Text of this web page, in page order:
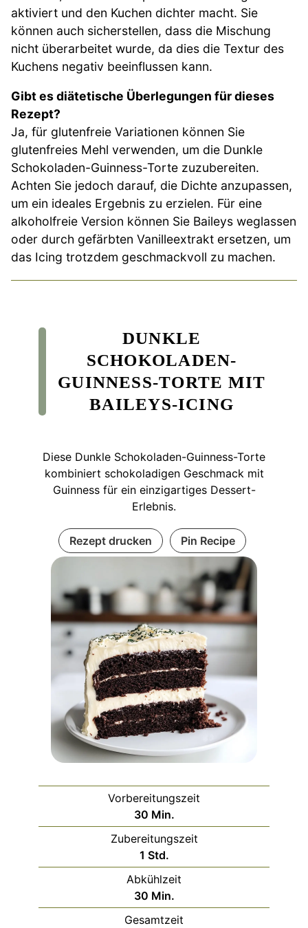
aktiviert und den Kuchen dichter macht. Sie
können auch sicherstellen, dass die Mischung
nicht überarbeitet wurde, da dies die Textur des
Kuchens negativ beeinflussen kann.
Gibt es diätetische Überlegungen für dieses
Rezept?
Ja, für glutenfreie Variationen können Sie
glutenfreies Mehl verwenden, um die Dunkle
Schokoladen-Guinness-Torte zuzubereiten.
Achten Sie jedoch darauf, die Dichte anzupassen,
um ein ideales Ergebnis zu erzielen. Für eine
alkoholfreie Version können Sie Baileys weglassen
oder durch gefärbten Vanilleextrakt ersetzen, um
das Icing trotzdem geschmackvoll zu machen.
DUNKLE
SCHOKOLADEN-
GUINNESS-TORTE MIT
BAILEYS-ICING
Diese Dunkle Schokoladen-Guinness-Torte
kombiniert schokoladigen Geschmack mit
Guinness für ein einzigartiges Dessert-
Erlebnis.
Rezept drucken Pin Recipe
Vorbereitungszeit
30Minuten
Min.
Zubereitungszeit
1 Stunde
Std.
Abkühlzeit
30Minuten
Min.
Gesamtzeit